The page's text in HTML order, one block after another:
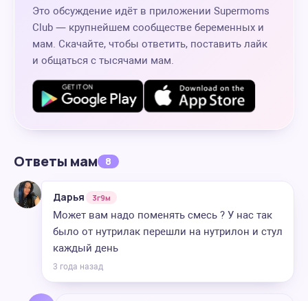
Это обсуждение идёт в приложении Supermoms
Club — крупнейшем сообществе беременных и
мам. Скачайте, чтобы ответить, поставить лайк
и общаться с тысячами мам.
Ответы мам 8
Дарья 3г9м
Может вам надо поменять смесь ? У нас так
было от нутрилак перешли на нутрилон и стул
каждый день
3 года назад